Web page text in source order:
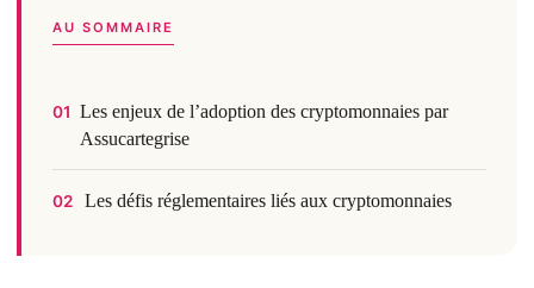
AU SOMMAIRE
01 Les enjeux de l’adoption des cryptomonnaies par
Assucartegrise
02 Les défis réglementaires liés aux cryptomonnaies